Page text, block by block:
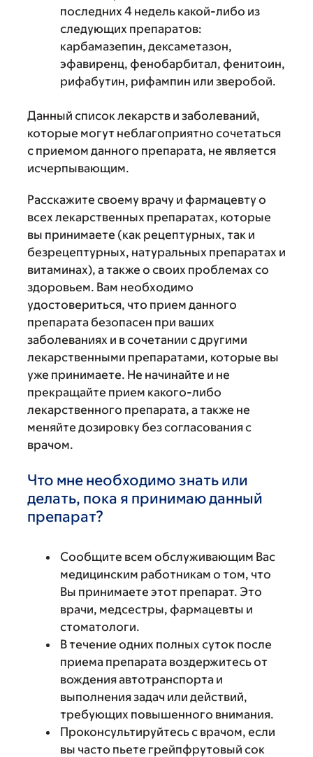
последних 4 недель какой-либо из
следующих препаратов:
карбамазепин, дексаметазон,
эфавиренц, фенобарбитал, фенитоин,
рифабутин, рифампин или зверобой.
Данный список лекарств и заболеваний,
которые могут неблагоприятно сочетаться
с приемом данного препарата, не является
исчерпывающим.
Расскажите своему врачу и фармацевту о
всех лекарственных препаратах, которые
вы принимаете (как рецептурных, так и
безрецептурных, натуральных препаратах и
витаминах), а также о своих проблемах со
здоровьем. Вам необходимо
удостовериться, что прием данного
препарата безопасен при ваших
заболеваниях и в сочетании с другими
лекарственными препаратами, которые вы
уже принимаете. Не начинайте и не
прекращайте прием какого-либо
лекарственного препарата, а также не
меняйте дозировку без согласования с
врачом.
Что мне необходимо знать или
делать, пока я принимаю данный
препарат?
Сообщите всем обслуживающим Вас
медицинским работникам о том, что
Вы принимаете этот препарат. Это
врачи, медсестры, фармацевты и
стоматологи.
В течение одних полных суток после
приема препарата воздержитесь от
вождения автотранспорта и
выполнения задач или действий,
требующих повышенного внимания.
Проконсультируйтесь с врачом, если
вы часто пьете грейпфрутовый сок